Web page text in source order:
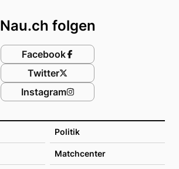
Politik
Matchcenter
Nau.ch folgen
Facebook
Twitter
Instagram